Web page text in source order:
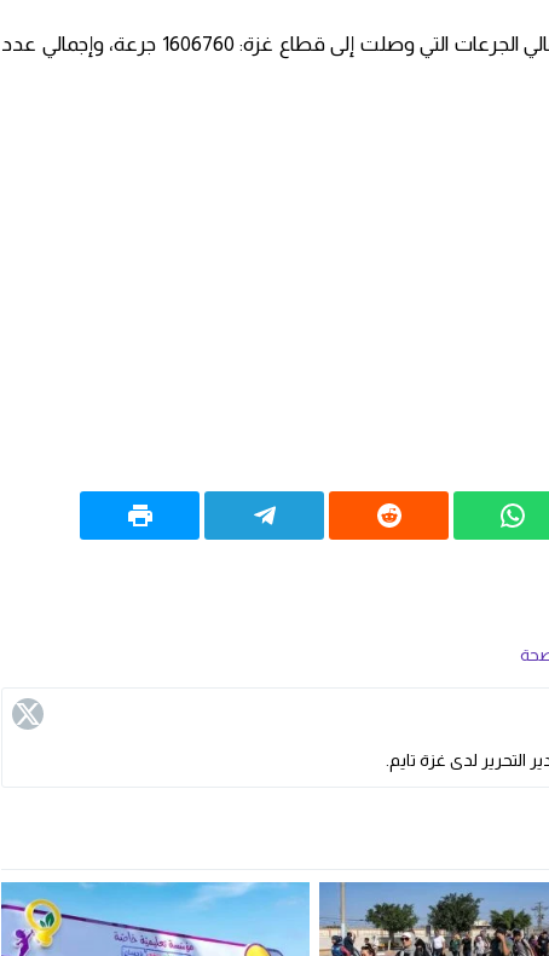
وبخصوص التطعيمات، أفادت وزارة الصحة أن إجمالي الجرعات التي وصلت إلى قطاع غزة: 1606760 جرعة، وإجمالي عدد
التحرير لدى غزة تايم.